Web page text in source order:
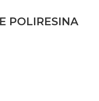
POLIRESINA